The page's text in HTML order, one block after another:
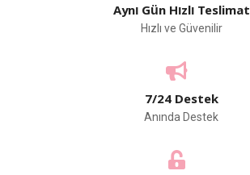
Aynı Gün Hızlı Teslimat
Hızlı ve Güvenilir
7/24 Destek
Anında Destek